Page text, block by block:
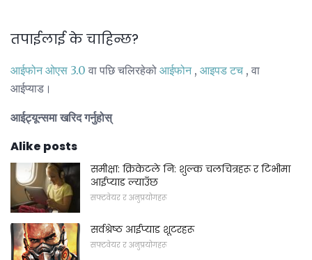
तपाईलाई के चाहिन्छ?
आईफोन ओएस 3.0 वा पछि चलिरहेको आईफोन, आइपड टच , वा
आईप्याड।
आईट्यून्समा खरिद गर्नुहोस्
Alike posts
समीक्षा: क्रिकेटले नि: शुल्क चलचित्रहरू र टिभीमा
आईप्याड ल्याउँछ
सफ्टवेयर र अनुप्रयोगहरू
सर्वश्रेष्ठ आईप्याड शूटरहरू
सफ्टवेयर र अनुप्रयोगहरू